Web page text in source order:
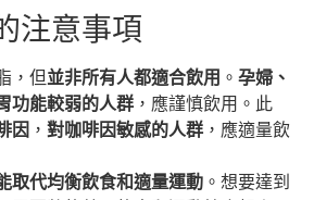
注意事項
，但並非所有人都適合飲用 。 孕婦、
功能較弱的人群 ，應謹慎飲用。此
因 ， 對咖啡因敏感的人群 ，應適量飲
取代均衡飲食和適量運動 。想要達到